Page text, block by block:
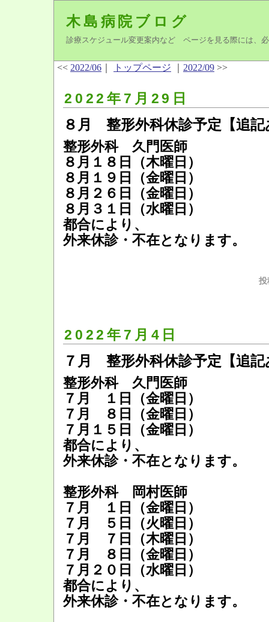
木島病院ブログ
診療スケジュール変更案内など ページを見る際には、
<< 2022/06 トップページ 2022/09 >>
2022年7月29日
８月 整形外科休診予定【追記
整形外科 久門医師
８月１８日（木曜日）
８月１９日（金曜日）
８月２６日（金曜日）
８月３１日（水曜日）
都合により、
外来休診・不在となります。
2022年7月4日
７月 整形外科休診予定【追記
整形外科 久門医師
７月 １日（金曜日）
７月 ８日（金曜日）
７月１５日（金曜日）
都合により、
外来休診・不在となります。
整形外科 岡村医師
７月 １日（金曜日）
７月 ５日（火曜日）
７月 ７日（木曜日）
７月 ８日（金曜日）
７月２０日（水曜日）
都合により、
外来休診・不在となります。